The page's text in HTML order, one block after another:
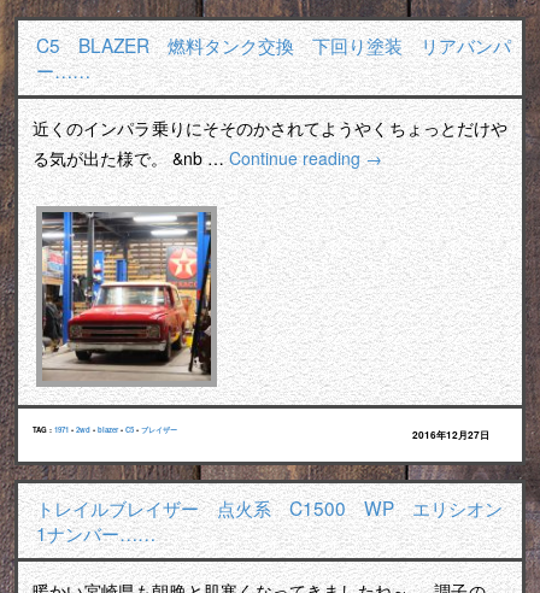
C5 BLAZER 燃料タンク交換 下回り塗装 リアバンパ
ー……
近くのインパラ乗りにそそのかされてようやくちょっとだけや
る気が出た様で。 &nb …Continue reading→
TAG : 1971 • 2wd • blazer• C5 • ブレイザー 2016年12月27日
トレイルブレイザー 点火系 C1500 WP エリシオン
1ナンバー……